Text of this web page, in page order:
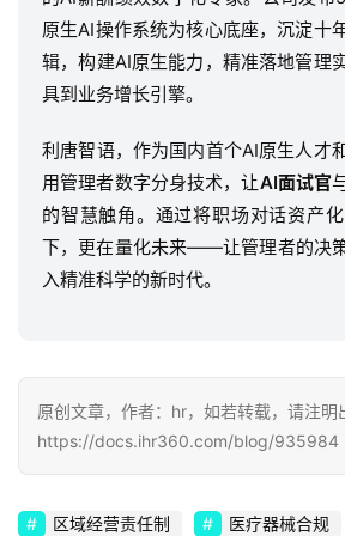
原生AI操作系统为核心底座，沉淀十
辑，构建AI原生能力，精准落地管理
具到业务增长引擎。
利唐智语，作为国内首个AI原生人才
用管理者数字分身技术，让AI面试官
的智慧触角。通过将职场对话资产
下，更在量化未来——让管理者的决
入精准科学的新时代。
原创文章，作者：hr，如若转载，请注明
https://docs.ihr360.com/blog/935984
区域经营责任制 医疗器械合规